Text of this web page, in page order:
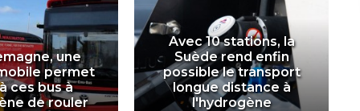
une
permet
ces bus à
de rouler
Avec 10 stations, la
Suède rend enfin
possible le transport
longue distance à
l'hydrogène